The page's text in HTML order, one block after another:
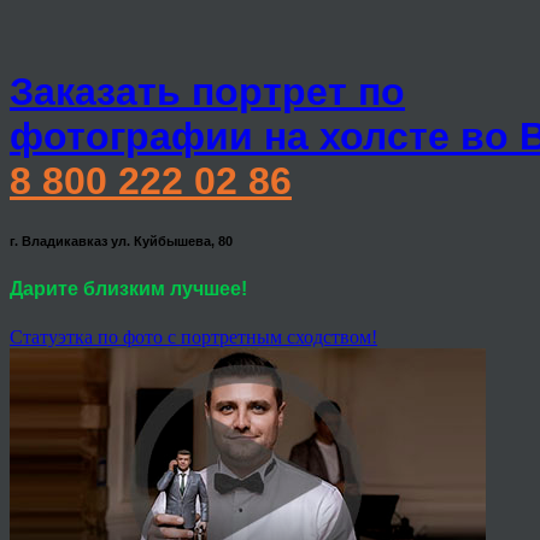
Заказать портрет по
фотографии на холсте во
8 800 222 02 86
г. Владикавказ ул. Куйбышева, 80
Дарите близким лучшее!
Статуэтка по фото с портретным сходством!